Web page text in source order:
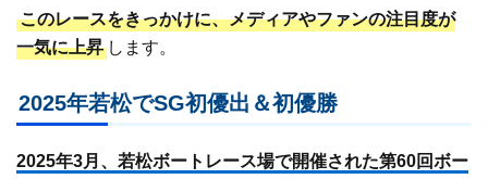
このレースをきっかけに、メディアやファンの注目度が
一気に上昇 します。
2025年若松でSG初優出＆初優勝
2025年3月、若松ボートレース場で開催された第60回ボー